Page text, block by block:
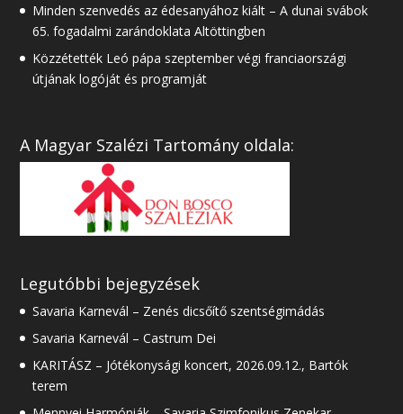
Minden szenvedés az édesanyához kiált – A dunai svábok
65. fogadalmi zarándoklata Altöttingben
Közzétették Leó pápa szeptember végi franciaországi
útjának logóját és programját
A Magyar Szalézi Tartomány oldala:
Legutóbbi bejegyzések
Savaria Karnevál – Zenés dicsőítő szentségimádás
Savaria Karnevál – Castrum Dei
KARITÁSZ – Jótékonysági koncert, 2026.09.12., Bartók
terem